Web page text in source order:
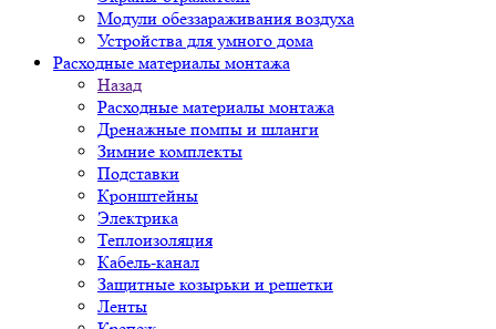
Модули обеззараживания воздуха
Устройства для умного дома
Расходные материалы монтажа
Назад
Расходные материалы монтажа
Дренажные помпы и шланги
Зимние комплекты
Подставки
Кронштейны
Электрика
Теплоизоляция
Кабель-канал
Защитные козырьки и решетки
Ленты